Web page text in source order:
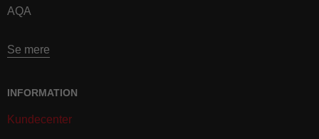
AQA
Se mere
INFORMATION
Kundecenter